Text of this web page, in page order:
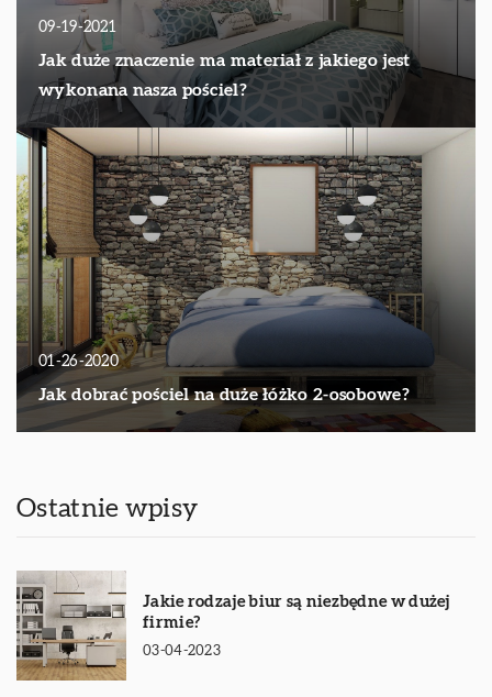
09-19-2021
Jak duże znaczenie ma materiał z jakiego jest
wykonana nasza pościel?
01-26-2020
Jak dobrać pościel na duże łóżko 2-osobowe?
Ostatnie wpisy
Jakie rodzaje biur są niezbędne w dużej
firmie?
03-04-2023